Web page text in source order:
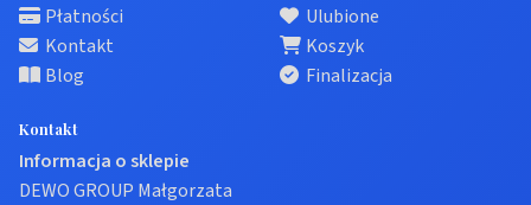
Płatności
Kontakt
Blog
Ulubione
Koszyk
Finalizacja
Kontakt
Informacja o sklepie
DEWO GROUP Małgorzata